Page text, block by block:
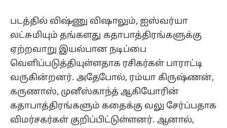
படத்தில் விஷ்ணு விஷாலும், ஐஸ்வர்யா
லட்சுமியும் தங்களது கதாபாத்திரங்களுக்கு
ஏற்றவாறு இயல்பான நடிப்பை
வெளிப்படுத்தியுள்ளதாக ரசிகர்கள் பாராட்டி
வருகின்றனர். அதேபோல், ரம்யா கிருஷ்ணன்,
கருணாஸ், முனீஸ்காந்த் ஆகியோரின்
கதாபாத்திரங்களும் கதைக்கு வலு சேர்ப்பதாக
விமர்சகர்கள் குறிப்பிட்டுள்ளனர். ஆனால்,